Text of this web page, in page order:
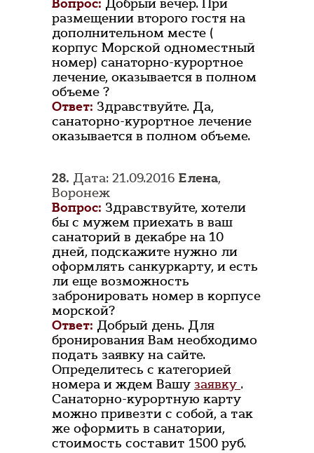
Вопрос: Добрый вечер. При
размещении второго гостя на
дополнительном месте (
корпус Морской одноместный
номер) санаторно-курортное
лечение, оказывается в полном
объеме ?
Ответ: Здравствуйте. Да,
санаторно-курортное лечение
оказывается в полном объеме.
28. Дата: 21.09.2016 Елена,
Воронеж
Вопрос: Здравствуйте, хотели
бы с мужем приехать в ваш
санаторий в декабре на 10
дней, подскажите нужно ли
оформлять санкуркарту, и есть
ли еще возможность
забронировать номер в корпусе
морской?
Ответ: Добрый день. Для
бронирования Вам необходимо
подать заявку на сайте.
Определитесь с категорией
номера и ждем Вашу заявку .
Санаторно-курортную карту
можно привезти с собой, а так
же оформить в санатории,
стоимость составит 1500 руб.